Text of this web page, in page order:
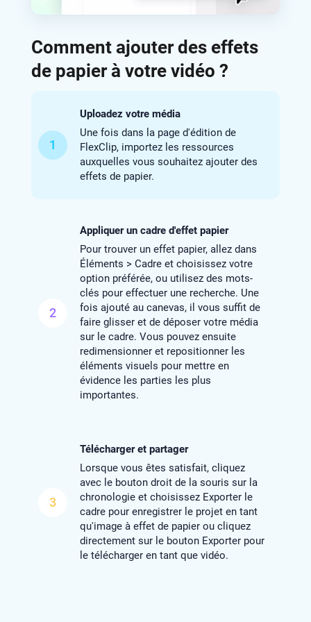
Comment ajouter des effets
de papier à votre vidéo ?
1
Uploadez votre média
Une fois dans la page d'édition de
FlexClip, importez les ressources
auxquelles vous souhaitez ajouter des
effets de papier.
2
Appliquer un cadre d'effet papier
Pour trouver un effet papier, allez dans
Éléments > Cadre et choisissez votre
option préférée, ou utilisez des mots-
clés pour effectuer une recherche. Une
fois ajouté au canevas, il vous suffit de
faire glisser et de déposer votre média
sur le cadre. Vous pouvez ensuite
redimensionner et repositionner les
éléments visuels pour mettre en
évidence les parties les plus
importantes.
3
Télécharger et partager
Lorsque vous êtes satisfait, cliquez
avec le bouton droit de la souris sur la
chronologie et choisissez Exporter le
cadre pour enregistrer le projet en tant
qu'image à effet de papier ou cliquez
directement sur le bouton Exporter pour
le télécharger en tant que vidéo.